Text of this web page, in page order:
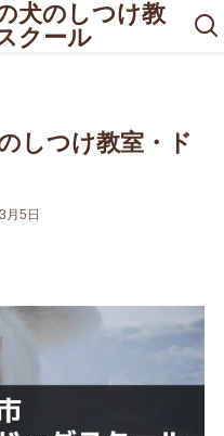
犬のしつけ教
クール
しつけ教室・ド
月5日